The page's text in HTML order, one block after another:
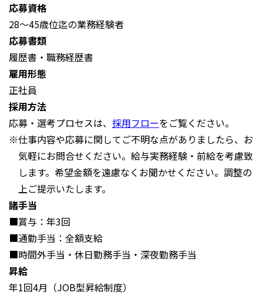
応募資格
28～45歳位迄の業務経験者
応募書類
履歴書・職務経歴書
雇用形態
正社員
採用方法
応募・選考プロセスは、 採用フローをご覧ください。
※仕事内容や応募に関してご不明な点がありましたら、お
気軽にお問合せください。給与実務経験・前給を考慮致
します。希望金額を遠慮なくお聞かせください。調整の
上ご提示いたします。
諸手当
■賞与：年3回
■通勤手当：全額支給
■時間外手当・休日勤務手当・深夜勤務手当
昇給
年1回4月（JOB型昇給制度）